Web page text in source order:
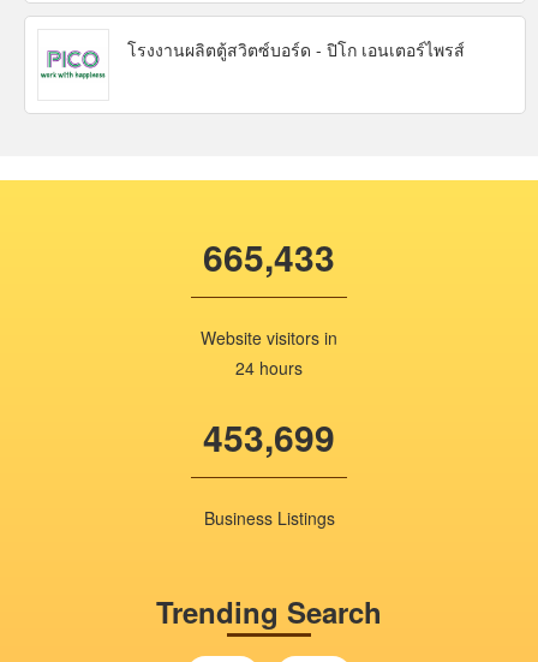
โรงงานผลิตตู้สวิตซ์บอร์ด - ปิโก เอนเตอร์ไพรส์
665,433
Website visitors in
24 hours
453,699
Business Listings
Trending Search